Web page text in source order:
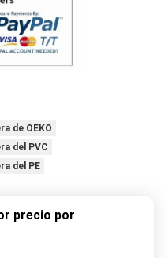
de OEKO
del PVC
del PE
precio por